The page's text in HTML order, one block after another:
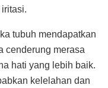
tubuh mendapatkan
cenderung merasa
hati yang lebih baik.
kelelahan dan